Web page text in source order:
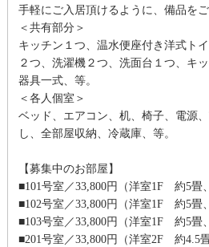
手軽にご入居頂けるように、備品を
＜共有部分＞
キッチン１つ、温水便座付き洋式ト
２つ、洗濯機２つ、洗面台１つ、キ
器具一式、等。
＜各人個室＞
ベッド、エアコン、机、椅子、電源
し、全部屋収納、冷蔵庫、等。
【募集中のお部屋】
■101号室／33,800円（洋室1F 約5畳
■102号室／33,800円（洋室1F 約5畳
■103号室／33,800円（洋室1F 約5畳
■201号室／33,800円（洋室2F 約4.5